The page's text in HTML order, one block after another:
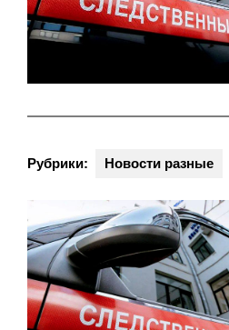
Рубрики: Новости разные